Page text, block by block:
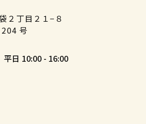
２丁目２１−８
号
平日 10:00 - 16:00